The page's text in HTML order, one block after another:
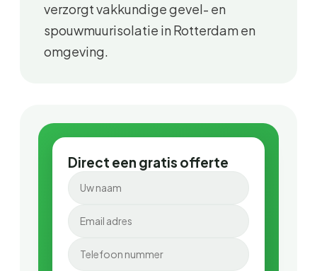
verzorgt vakkundige gevel- en
spouwmuurisolatie in Rotterdam en
omgeving.
Direct een gratis offerte